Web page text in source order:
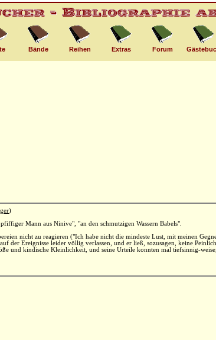
Bände Reihen Extras Forum
)
Mann aus Ninive", "an den schmutzigen Wassern Babels".
nicht zu reagieren ("Ich habe nicht die mindeste Lust, mit meinen
der Ereignisse leider völlig verlassen, und er ließ, sozusagen, keine
und kindische Kleinlichkeit, und seine Urteile konnten mal tiefsinnig-